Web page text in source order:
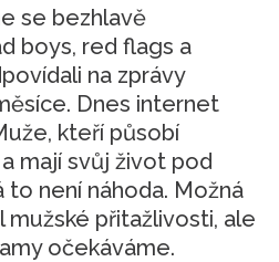
se bezhlavě
boys, red flags a
na zprávy
Dnes internet
kteří působí
mají svůj život pod
to není náhoda. Možná
mužské přitažlivosti, ale
očekáváme.